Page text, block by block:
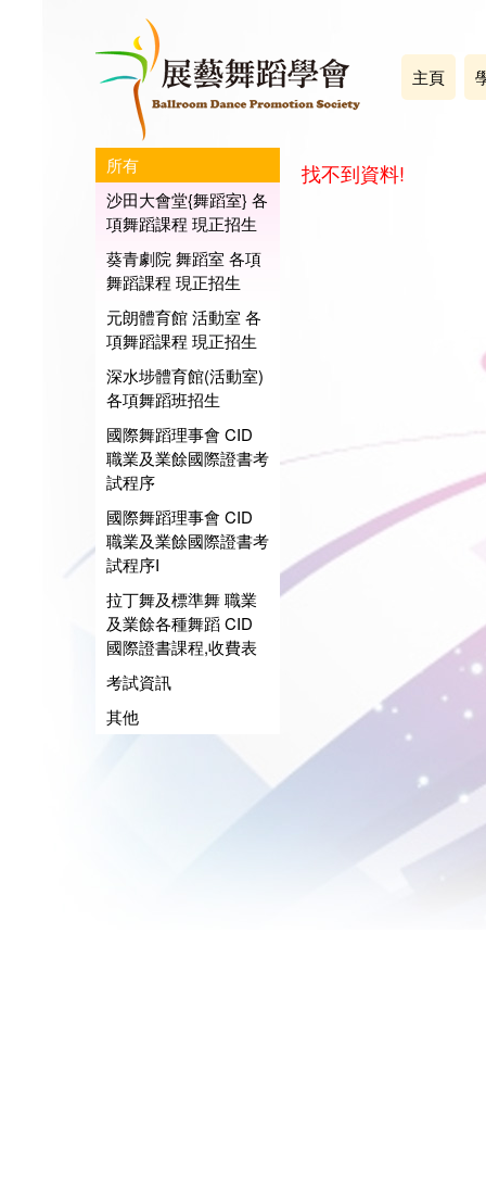
主頁
所有
沙田大會堂{舞蹈室} 各
項舞蹈課程 現正招生
葵青劇院 舞蹈室 各項
舞蹈課程 現正招生
元朗體育館 活動室 各
項舞蹈課程 現正招生
深水埗體育館(活動室)
各項舞蹈班招生
國際舞蹈理事會 CID
職業及業餘國際證書考
試程序
國際舞蹈理事會 CID
職業及業餘國際證書考
試程序I
拉丁舞及標準舞 職業
及業餘各種舞蹈 CID
國際證書課程,收費表
考試資訊
其他
找不到資料!